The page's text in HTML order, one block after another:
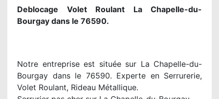
Deblocage Volet Roulant La Chapelle-du-
Bourgay dans le 76590.
Notre entreprise est située sur La Chapelle-du-
Bourgay dans le 76590. Experte en Serrurerie,
Volet Roulant, Rideau Métallique.